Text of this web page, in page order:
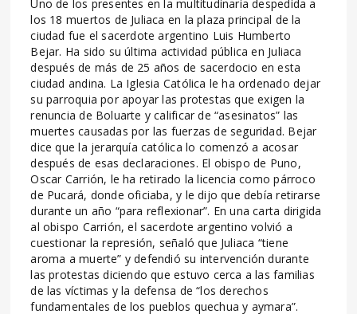
Uno de los presentes en la multitudinaria despedida a
los 18 muertos de Juliaca en la plaza principal de la
ciudad fue el sacerdote argentino Luis Humberto
Bejar. Ha sido su última actividad pública en Juliaca
después de más de 25 años de sacerdocio en esta
ciudad andina. La Iglesia Católica le ha ordenado dejar
su parroquia por apoyar las protestas que exigen la
renuncia de Boluarte y calificar de “asesinatos” las
muertes causadas por las fuerzas de seguridad. Bejar
dice que la jerarquía católica lo comenzó a acosar
después de esas declaraciones. El obispo de Puno,
Oscar Carrión, le ha retirado la licencia como párroco
de Pucará, donde oficiaba, y le dijo que debía retirarse
durante un año “para reflexionar”. En una carta dirigida
al obispo Carrión, el sacerdote argentino volvió a
cuestionar la represión, señaló que Juliaca “tiene
aroma a muerte” y defendió su intervención durante
las protestas diciendo que estuvo cerca a las familias
de las víctimas y la defensa de “los derechos
fundamentales de los pueblos quechua y aymara”.